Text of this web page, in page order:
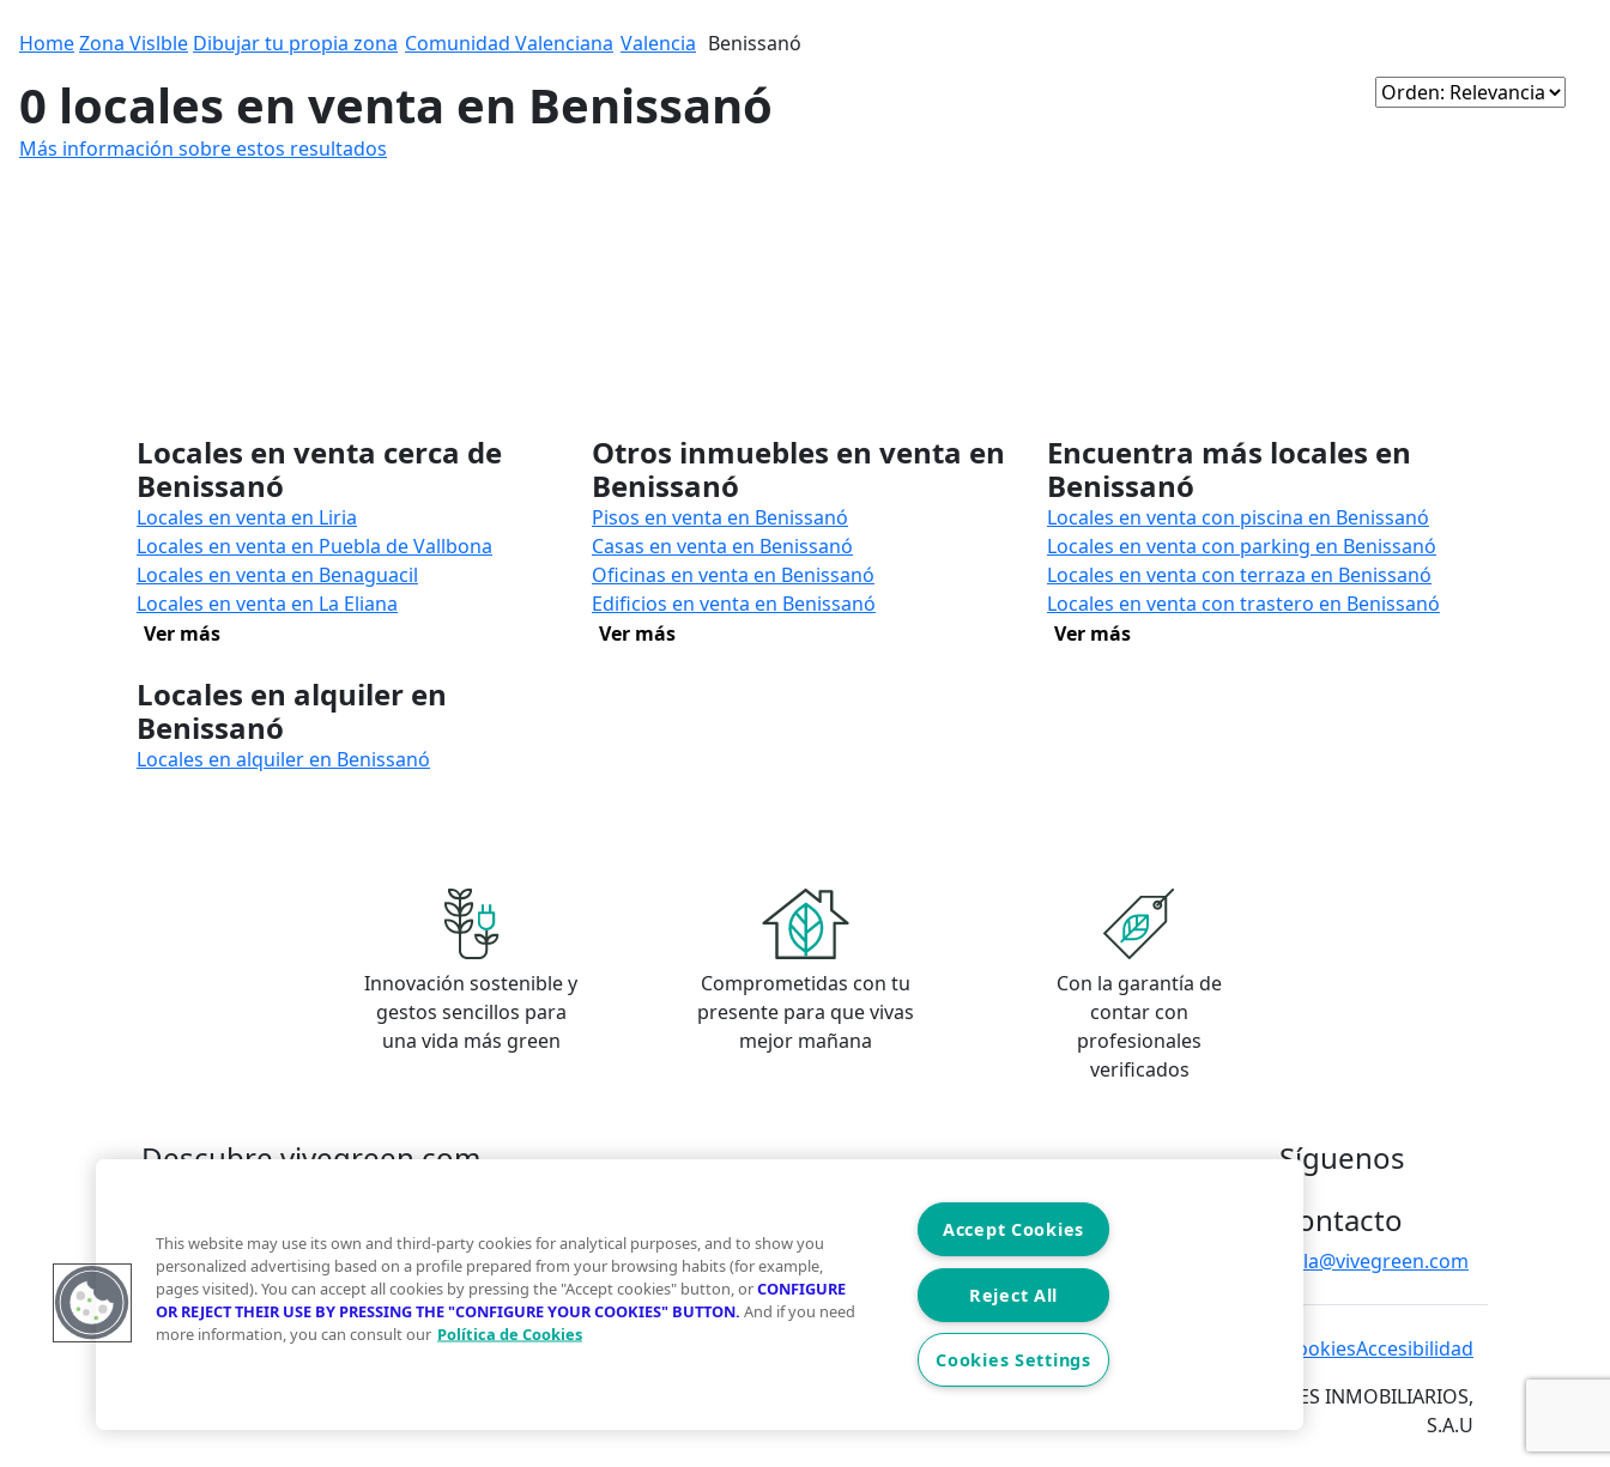
HomeZona Vislble Dibujar tu propia zona Comunidad Valenciana Valencia Benissanó
0 locales en venta en Benissanó
Más información sobre estos resultados
Locales en venta cerca de
Benissanó
Locales en venta en Liria
Locales en venta en Puebla de Vallbona
Locales en venta en Benaguacil
Locales en venta en La Eliana
Ver más
Otros inmuebles en venta en
Benissanó
Pisos en venta en Benissanó
Casas en venta en Benissanó
Oficinas en venta en Benissanó
Edificios en venta en Benissanó
Ver más
Encuentra más locales en
Benissanó
Locales en venta con piscina en Benissanó
Locales en venta con parking en Benissanó
Locales en venta con terraza en Benissanó
Locales en venta con trastero en Benissanó
Ver más
Locales en alquiler en
Benissanó
Locales en alquiler en Benissanó
Innovación sostenible y
gestos sencillos para
una vida más green
Comprometidas con tu
presente para que vivas
mejor mañana
Con la garantía de
contar con
profesionales
verificados
Descubre vivegreen.com
Financiación
Síguenos
Contacto
hola@vivegreen.com
Condiciones de uso Politica de privacidad Política de cookiesAccesibilidad
© 2026 Vivegreen - Todos los derechos reservados - UCI SERVICIOS PARA PROFESIONALES INMOBILIARIOS,
S.A.U
This website may use its own and third-party cookies for analytical purposes, and to show you
personalized advertising based on a profile prepared from your browsing habits (for example,
pages visited). You can accept all cookies by pressing the "Accept cookies" button, orCONFIGURE
OR REJECT THEIR USE BY PRESSING THE "CONFIGURE YOUR COOKIES" BUTTON. And if you need
more information, you can consult our Política de Cookies
Accept Cookies
Reject All
Cookies Settings